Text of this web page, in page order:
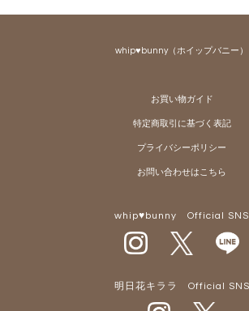
whip♥bunny（ホイップバニー）
お買い物ガイド
特定商取引に基づく表記
プライバシーポリシー
お問い合わせはこちら
whip♥bunny Official SNS
明日花キララ Official SNS